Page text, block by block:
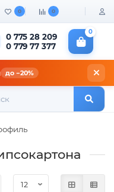
0 0
0 775 28 209
0 779 77 377
0
до −20%